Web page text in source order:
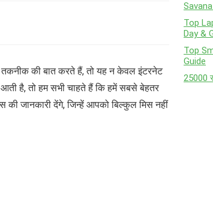
तकनीक की बात करते हैं, तो यह न केवल इंटरनेट
है, तो हम सभी चाहते हैं कि हमें सबसे बेहतर
जानकारी देंगे, जिन्हें आपको बिल्कुल मिस नहीं
Top
Day &
Top
Guide
25000